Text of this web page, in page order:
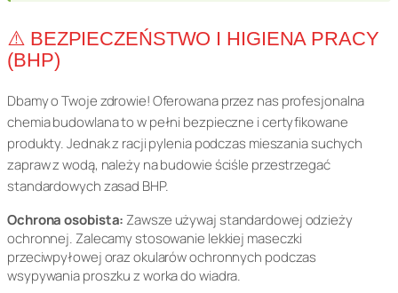
⚠️ BEZPIECZEŃSTWO I HIGIENA PRACY
(BHP)
Dbamy o Twoje zdrowie! Oferowana przez nas profesjonalna
chemia budowlana to w pełni bezpieczne i certyfikowane
produkty. Jednak z racji pylenia podczas mieszania suchych
zapraw z wodą, należy na budowie ściśle przestrzegać
standardowych zasad BHP.
Ochrona osobista:Zawsze używaj standardowej odzieży
ochronnej. Zalecamy stosowanie lekkiej maseczki
przeciwpyłowej oraz okularów ochronnych podczas
wsypywania proszku z worka do wiadra.